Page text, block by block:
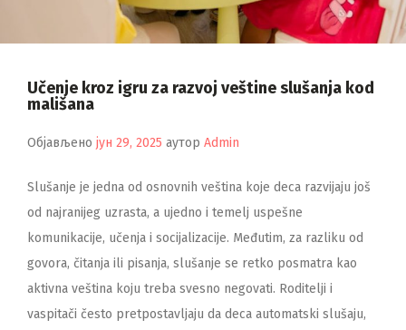
Učenje kroz igru za razvoj veštine slušanja kod
mališana
Објављено јун 29, 2025 аутор Admin
Slušanje je jedna od osnovnih veština koje deca razvijaju još
od najranijeg uzrasta, a ujedno i temelj uspešne
komunikacije, učenja i socijalizacije. Međutim, za razliku od
govora, čitanja ili pisanja, slušanje se retko posmatra kao
aktivna veština koju treba svesno negovati. Roditelji i
vaspitači često pretpostavljaju da deca automatski slušaju,